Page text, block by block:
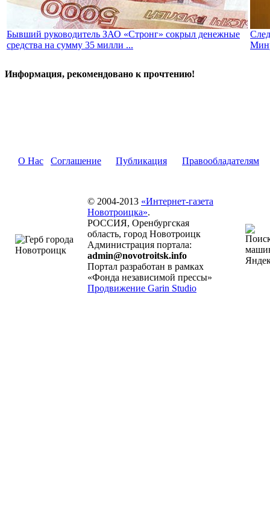
Бывший руководитель ЗАО «Стронг» сокрыл денежные
средства на сумму 35 милли ...
Информация, рекомендовано к прочтению!
О Нас Соглашение Публикация Правообладателям
© 2004-2013 «Интернет-газета
Новотроицка».
РОССИЯ, Оренбургская
область, город Новотроицк
Администрация портала:
admin@novotroitsk.info
Портал разработан в рамках
«Фонда независимой прессы»
Продвижение Garin Studio